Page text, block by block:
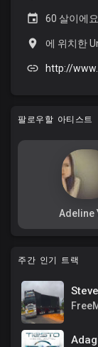
60 살이에요
에 위치한
http://
팔로우할 아티스트
Adeline
주간 인기 트랙